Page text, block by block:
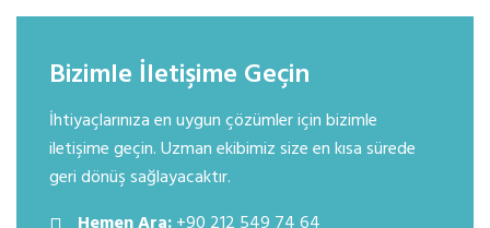
Bizimle İletişime Geçin
İhtiyaçlarınıza en uygun çözümler için bizimle
iletişime geçin. Uzman ekibimiz size en kısa sürede
geri dönüş sağlayacaktır.